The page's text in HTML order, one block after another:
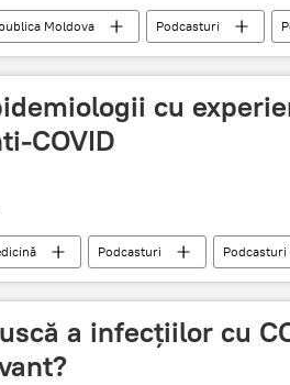
Moldova Podcasturi
cu
COVID
Podcasturi Podcasturi
a infecțiilor cu